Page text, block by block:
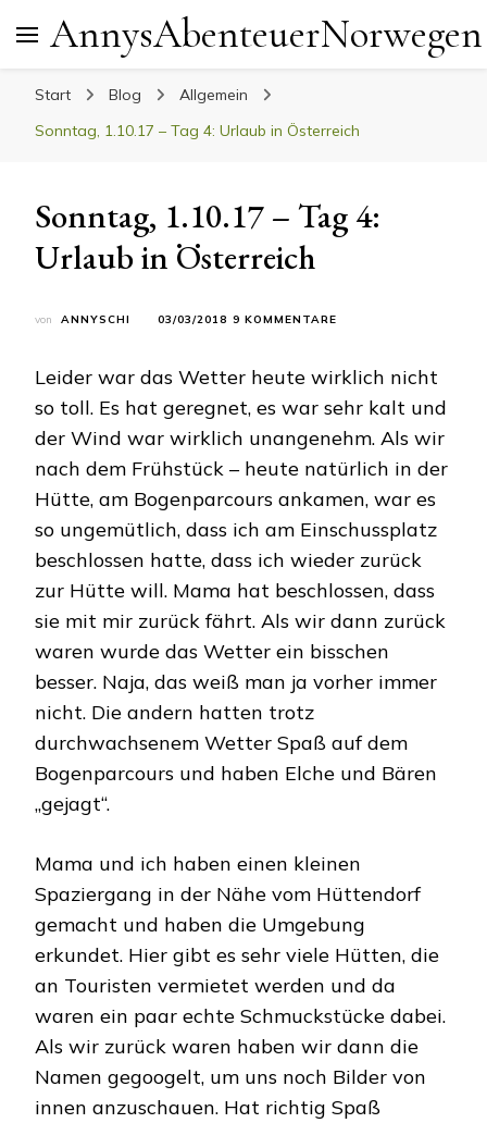
AnnysAbenteuerNorwegen
Start Blog
Allgemein
Sonntag, 1.10.17 – Tag 4: Urlaub in Österreich
Sonntag, 1.10.17 – Tag 4:
Urlaub in Österreich
von ANNYSCHI 03/03/2018 9 KOMMENTARE
–
4:
URLAUB
ÖSTERREICH
Leider war das Wetter heute wirklich nicht
so toll. Es hat geregnet, es war sehr kalt und
der Wind war wirklich unangenehm. Als wir
nach dem Frühstück – heute natürlich in der
Hütte, am Bogenparcours ankamen, war es
so ungemütlich, dass ich am Einschussplatz
beschlossen hatte, dass ich wieder zurück
zur Hütte will. Mama hat beschlossen, dass
sie mit mir zurück fährt. Als wir dann zurück
waren wurde das Wetter ein bisschen
besser. Naja, das weiß man ja vorher immer
nicht. Die andern hatten trotz
durchwachsenem Wetter Spaß auf dem
Bogenparcours und haben Elche und Bären
„gejagt“.
Mama und ich haben einen kleinen
Spaziergang in der Nähe vom Hüttendorf
gemacht und haben die Umgebung
erkundet. Hier gibt es sehr viele Hütten, die
an Touristen vermietet werden und da
waren ein paar echte Schmuckstücke dabei.
Als wir zurück waren haben wir dann die
Namen gegoogelt, um uns noch Bilder von
innen anzuschauen. Hat richtig Spaß